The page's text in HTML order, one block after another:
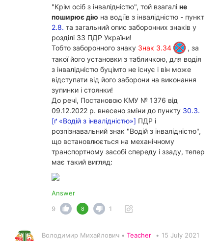
"Крім осіб з інвалідністю", той взагалі не
поширює дію на водіїв з інвалідністю - пункт
2.8. та загальний опис заборонних знаків у
розділі 33 ПДР України!
Тобто заборонного знаку Знак 3.34
, за
такої його установки з табличкою, для водія
з інвалідністю буцімто не існує і він може
відступати від його заборони на виконання
зупинки і стоянки!
До речі, Постановою КМУ № 1376 від
09.12.2022 р. внесено зміни до пункту 30.3.
[ґ «Водій з інвалідністю»] ПДР і
розпізнавальний знак "Водій з інвалідністю",
що встановлюється на механічному
транспортному засобі спереду і ззаду, тепер
має такий вигляд:
Answer
9
8 1
Володимир Михайлович • Teacher • 15 July 2021